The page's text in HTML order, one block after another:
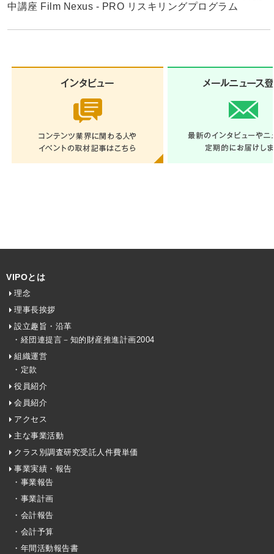
中講座 Film Nexus - PRO リスキリングプログラム
VIPOとは
理念
理事長挨拶
設立趣旨・沿革
・経団連提言－知的財産推進計画2004
組織運営
・定款
役員紹介
会員紹介
アクセス
主な事業活動
クラス別調査研究受託人件費単価
事業実績・報告
・事業報告
・事業計画
・会計報告
・会計予算
・年間活動報告書